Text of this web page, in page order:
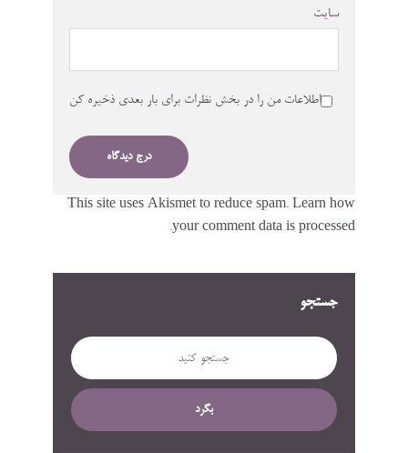
جستجو
بگرد
سایت
اطلاعات من را در بخش نظرات برای بار بعدی ذخیره کن
This site uses Akismet to reduce spam. Learn how
your comment data is processed.